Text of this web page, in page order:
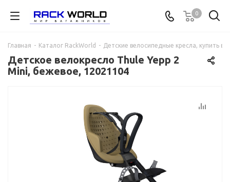
0
Главная - Каталог RackWorld - Детские велосипедные кресла, купить в
Детское велокресло Thule Yepp 2
Mini, бежевое, 12021104